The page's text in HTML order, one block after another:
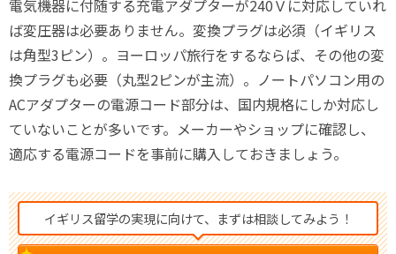
電気機器に付随する充電アダプターが240Ｖに対応していれ
ば変圧器は必要ありません。変換プラグは必須（イギリス
は角型3ピン）。ヨーロッパ旅行をするならば、その他の変
換プラグも必要（丸型2ピンが主流）。ノートパソコン用の
ACアダプターの電源コード部分は、国内規格にしか対応し
ていないことが多いです。メーカーやショップに確認し、
適応する電源コードを事前に購入しておきましょう。
イギリス留学の実現に向けて、まずは相談してみよう！